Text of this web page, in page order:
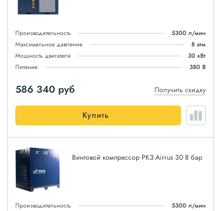
Производительность
5300 л/мин
Максимальное давление
8 атм
Мощность двигателя
30 кВт
Питание
380 В
586 340 руб Получить скидку
Купить
Винтовой компрессор РКЗ Airrus 30 8 бар
Производительность
5300 л/мин